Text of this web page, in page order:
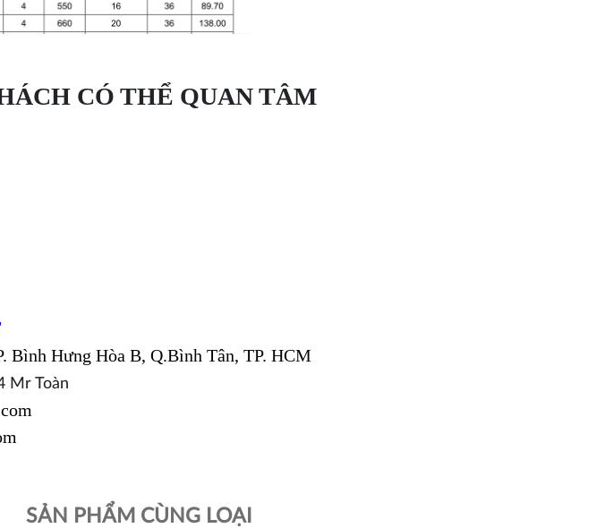
CÓ THỂ QUAN TÂM
Bình Hưng Hòa B, Q.Bình Tân, TP. HCM
Mr Toàn
SẢN PHẨM CÙNG LOẠI